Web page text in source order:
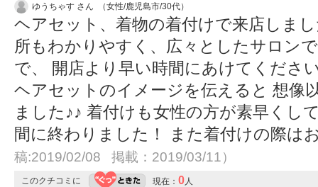
ゆうちゃす さん （女性/鹿児島市/30代）
ヘアセット、着物の着付けで来店しま
所もわかりやすく、広々としたサロン
で、 開店より早い時間にあけてくださ
ヘアセットのイメージを伝えると 想像
ました♪♪ 着付けも女性の方が素早くし
間に終わりました！ また着付けの際は
稿:2019/02/08 掲載：2019/03/11）
このクチコミに 現在： 0 人